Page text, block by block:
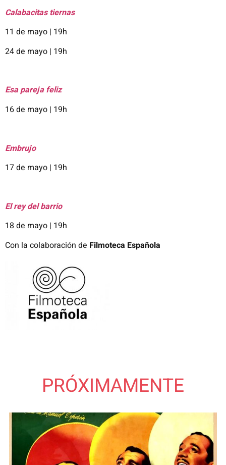
Calabacitas tiernas
11 de mayo | 19h
24 de mayo | 19h
Esa pareja feliz
16 de mayo | 19h
Embrujo
17 de mayo | 19h
El rey del barrio
18 de mayo | 19h
Con la colaboración de Filmoteca Española
PRÓXIMAMENTE